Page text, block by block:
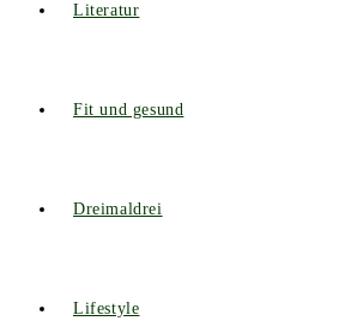
Literatur
Fit und gesund
Dreimaldrei
Lifestyle